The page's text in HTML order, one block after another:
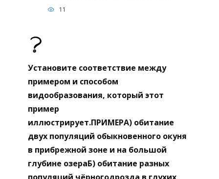
11
Установите соответствие между
примером и способом
видообразования, который этот
пример
иллюстрирует.ПРИМЕРА) обитание
двух популяций обыкновенного окуня
в прибрежной зоне и на большой
глубине озераБ) обитание разных
популяций чёрногодрозда в глухих